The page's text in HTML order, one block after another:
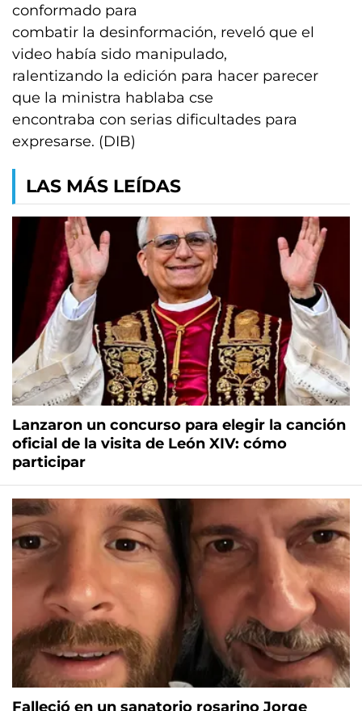
conformado para
combatir la desinformación, reveló que el
video había sido manipulado,
ralentizando la edición para hacer parecer
que la ministra hablaba cse
encontraba con serias dificultades para
expresarse. (DIB)
LAS MÁS LEÍDAS
Lanzaron un concurso para elegir la canción
oficial de la visita de León XIV: cómo
participar
Falleció en un sanatorio rosarino Jorge